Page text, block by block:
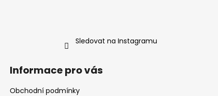
Sledovat na Instagramu
Informace pro vás
Obchodní podmínky